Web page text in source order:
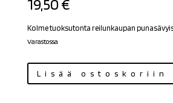
19,50€
Kolme tuoksutonta reilunkaupan
Varastossa
"Earth"
Lisää ostoskoriin